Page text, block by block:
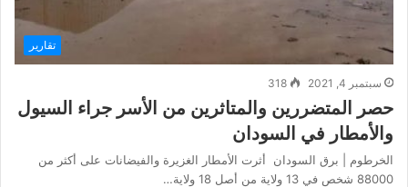
تقارير
سبتمبر 4, 2021 318
حصر المتضررين والمتاثرين من الأسر جراء السيول
والأمطار في السودان
الخرطوم | برق السودان أثرت الأمطار الغزيرة والفيضانات على أكثر من
88000 شخص في 13 ولاية من أصل 18 ولاية…